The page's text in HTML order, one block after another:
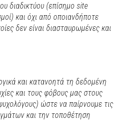
διαδικτύου (επίσημο site
και όχι από οποιανδήποτε
δεν είναι διασταυρωμένες και
και κατανοητά τη δεδομένη
και τους φόβους μας στους
ώστε να παίρνουμε τις
και την τοποθέτηση